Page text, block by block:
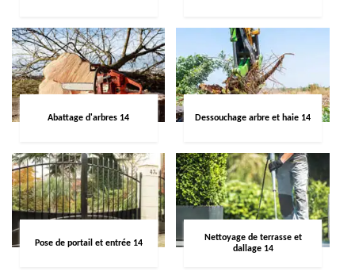
Abattage d'arbres 14 Dessouchage arbre et haie 14
Pose de portail et entrée 14
Nettoyage de terrasse et
dallage 14